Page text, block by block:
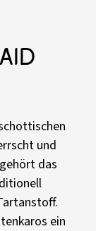
und
das
ein